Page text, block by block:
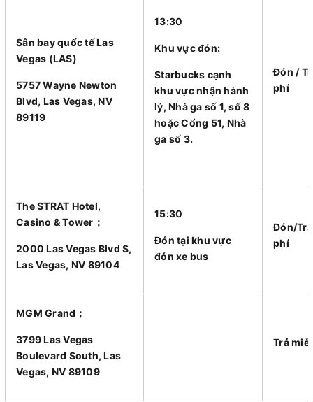
Sân bay quốc tế Las
Vegas (LAS)
5757 Wayne Newton
Blvd, Las Vegas, NV
89119
13:30
Khu vực đón:
Starbucks cạnh
khu vực nhận hành
lý, Nhà ga số 1, số 8
hoặc Cổng 51, Nhà
ga số 3.
Đón /
phí
The STRAT Hotel,
Casino & Tower；
2000 Las Vegas Blvd S,
Las Vegas, NV 89104
15:30
Đón tại khu vực
đón xe bus
Đón/
phí
MGM Grand；
3799 Las Vegas
Boulevard South, Las
Vegas, NV 89109
Trả